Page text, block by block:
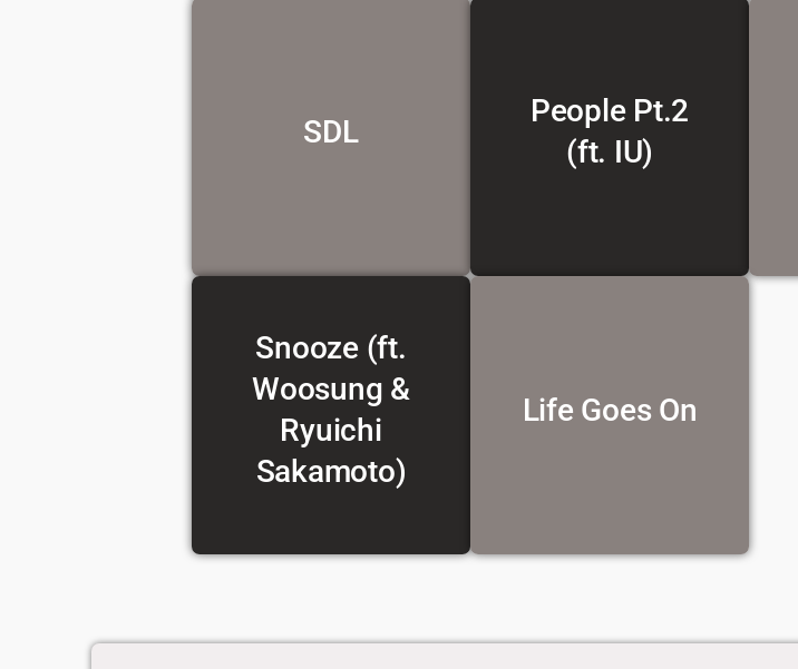
SDL
Voir la traduction
People Pt.2
(ft. IU)
Voir la traduction
Snooze (ft.
Woosung &
Ryuichi
Sakamoto)
Voir la traduction Life Goes On
Voir la traduction